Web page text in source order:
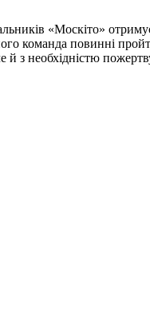
«Москіто»
команда повинні
з необхідністю